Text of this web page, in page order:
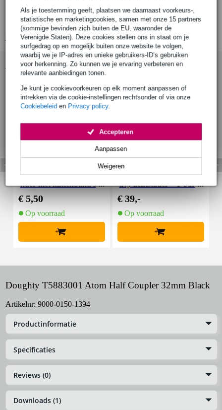
Als je toestemming geeft, plaatsen we daarnaast voorkeurs-,
statistische en marketingcookies, samen met onze 15 partners
(sommige bevinden zich buiten de EU, waaronder de
Verenigde Staten). Deze cookies stellen ons in staat om je
surfgedrag op en mogelijk buiten onze website te volgen,
waarbij we je IP-adres en unieke gebruikers-ID’s gebruiken
voor herkenning. Zo kunnen we je ervaring verbeteren en
relevante aanbiedingen tonen.
Je kunt je cookievoorkeuren op elk moment aanpassen of
intrekken via de cookie-instellingen rechtsonder of via onze
Cookiebeleid en Privacy policy.
Weigeren
Aanpassen
Accepteren
Buisdiameter:
Klembreedte:
Bekijk alle productspecificaties
Accessoires (9)
Innox Snap 27 kabelbi
nder met klittenband s
mal zwart (10 stuks)
€ 5,50
Op voorraad
+
Innox IVA 01 LS Kit he
avy lichtstatief + T-bar
€ 39,-
Op voorraad
+
Doughty T5883001 Atom Half Coupler 32mm Black
Artikelnr: 9000-0150-1394
Productinformatie
Specificaties
Reviews (0)
Downloads (1)